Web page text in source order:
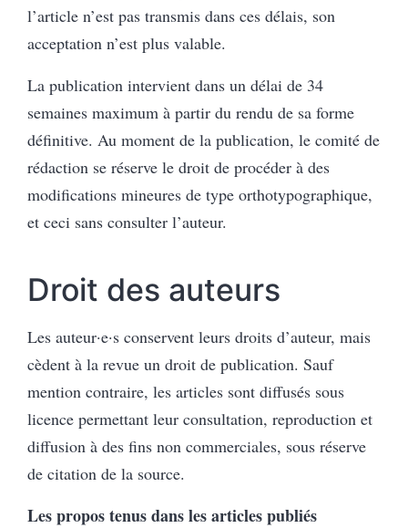
l’article n’est pas transmis dans ces délais, son
acceptation n’est plus valable.
La publication intervient dans un délai de 34
semaines maximum à partir du rendu de sa forme
définitive. Au moment de la publication, le comité de
rédaction se réserve le droit de procéder à des
modifications mineures de type orthotypographique,
et ceci sans consulter l’auteur.
Droit des auteurs
Les auteur·e·s conservent leurs droits d’auteur, mais
cèdent à la revue un droit de publication. Sauf
mention contraire, les articles sont diffusés sous
licence permettant leur consultation, reproduction et
diffusion à des fins non commerciales, sous réserve
de citation de la source.
Les propos tenus dans les articles publiés